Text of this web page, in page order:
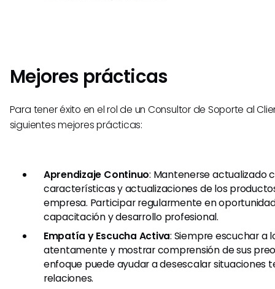
Mejores prácticas
Para tener éxito en el rol de un Consultor de Soporte al
siguientes mejores prácticas:
Aprendizaje Continuo: Mantenerse actualizado
características y actualizaciones de los
empresa. Participar regularmente en
capacitación y desarrollo profesional.
Empatía y Escucha Activa: Siempre escuchar a
atentamente y mostrar comprensión de sus
enfoque puede ayudar a desescalar situaciones
relaciones.